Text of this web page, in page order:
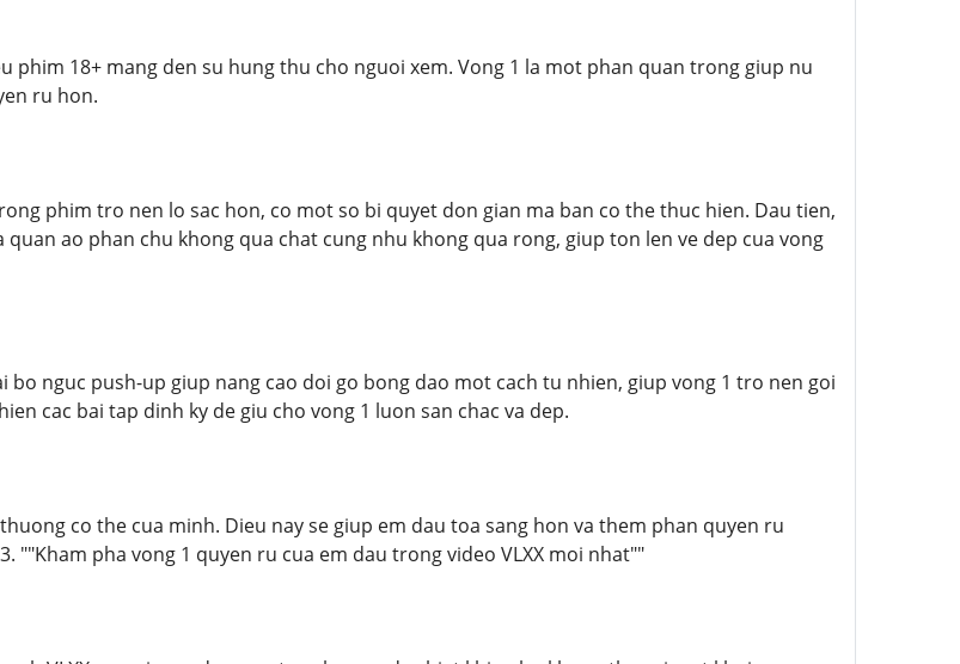
phim 18+ mang den su hung thu cho nguoi xem. Vong 1 la mot phan quan trong giup nu
ru hon.
phim tro nen lo sac hon, co mot so bi quyet don gian ma ban co the thuc hien. Dau tien,
ao phan chu khong qua chat cung nhu khong qua rong, giup ton len ve dep cua vong
bo nguc push-up giup nang cao doi go bong dao mot cach tu nhien, giup vong 1 tro nen goi
cac bai tap dinh ky de giu cho vong 1 luon san chac va dep.
co the cua minh. Dieu nay se giup em dau toa sang hon va them phan quyen ru
""Kham pha vong 1 quyen ru cua em dau trong video VLXX moi nhat""